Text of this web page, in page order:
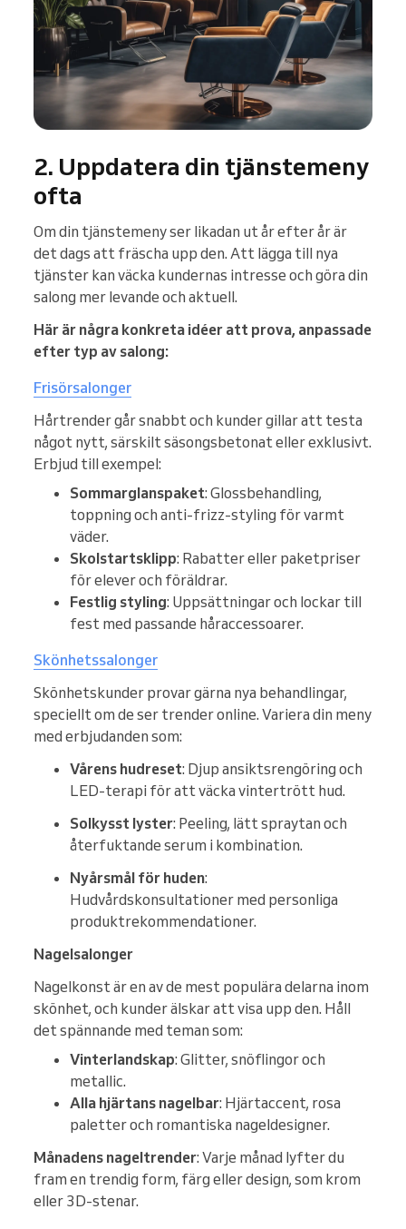
2. Uppdatera din tjänstemeny
ofta
Om din tjänstemeny ser likadan ut år efter år är
det dags att fräscha upp den. Att lägga till nya
tjänster kan väcka kundernas intresse och göra din
salong mer levande och aktuell.
Här är några konkreta idéer att prova, anpassade
efter typ av salong:
Frisörsalonger
Hårtrender går snabbt och kunder gillar att testa
något nytt, särskilt säsongsbetonat eller exklusivt.
Erbjud till exempel:
Sommarglanspaket: Glossbehandling,
toppning och anti-frizz-styling för varmt
väder.
Skolstartsklipp: Rabatter eller paketpriser
för elever och föräldrar.
Festlig styling: Uppsättningar och lockar till
fest med passande håraccessoarer.
Skönhetssalonger
Skönhetskunder provar gärna nya behandlingar,
speciellt om de ser trender online. Variera din meny
med erbjudanden som:
Vårens hudreset: Djup ansiktsrengöring och
LED-terapi för att väcka vintertrött hud.
Solkysst lyster: Peeling, lätt spraytan och
återfuktande serum i kombination.
Nyårsmål för huden:
Hudvårdskonsultationer med personliga
produktrekommendationer.
Nagelsalonger
Nagelkonst är en av de mest populära delarna inom
skönhet, och kunder älskar att visa upp den. Håll
det spännande med teman som:
Vinterlandskap: Glitter, snöflingor och
metallic.
Alla hjärtans nagelbar: Hjärtaccent, rosa
paletter och romantiska nageldesigner.
Månadens nageltrender: Varje månad lyfter du
fram en trendig form, färg eller design, som krom
eller 3D-stenar.